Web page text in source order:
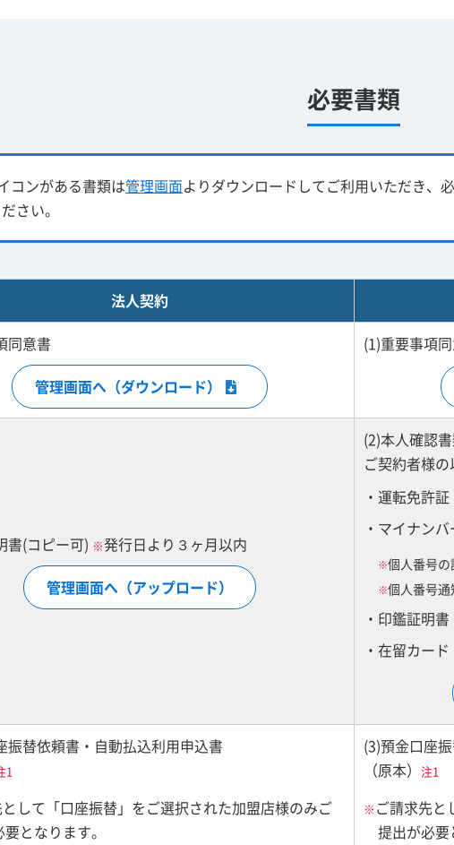
必要書類
コンがある書類は管理画面よりダウンロードしてご利用いただき、
さい。
法人契約
同意書
管理画面へ（ダウンロード）
(1)重要事項
書(コピー可) ※発行日より３ヶ月以内
管理画面へ（アップロード）
(2)本人確認
ご契約者様の
・運転免許証
・マイナンバ
※個人番号の
※個人番号
・印鑑証明
・在留カー
振替依頼書・自動払込利用申込書
1
して「口座振替」をご選択された加盟店様のみご
となります。
(3)預金口座
（原本） 注1
※ ご請求先と
提出が必要